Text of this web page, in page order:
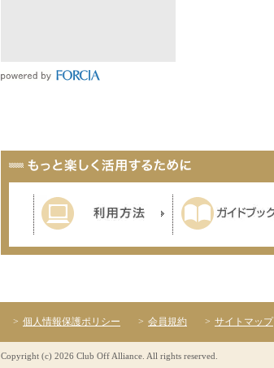
個人情報保護ポリシー 会員規約 サイトマップ
Copyright (c) 2026 Club Off Alliance. All rights reserved.